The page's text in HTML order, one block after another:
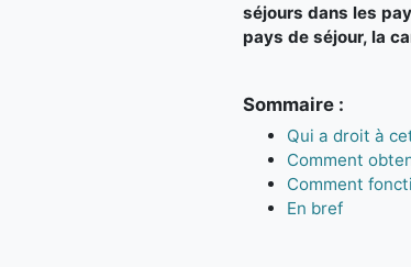
séjours dans les
pays de séjour, la
Sommaire :
Qui a droit à
Comment
Comment
En bref